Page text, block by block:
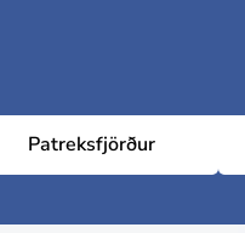
Patreksfjörður